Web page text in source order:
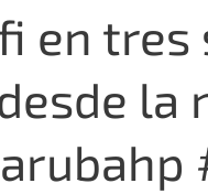
en tres
la